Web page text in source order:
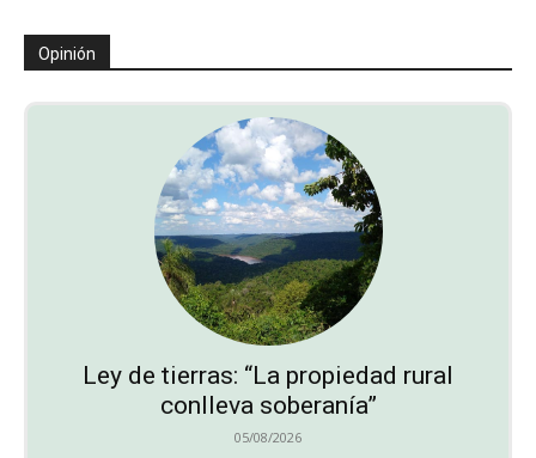
Opinión
Ley de tierras: “La propiedad rural
conlleva soberanía”
05/08/2026